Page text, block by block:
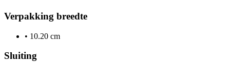
Verpakking breedte
• 10.20 cm
Sluiting